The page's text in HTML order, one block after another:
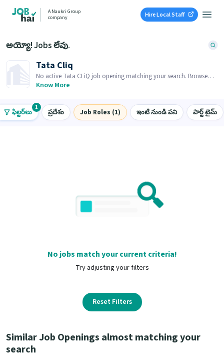
A Naukri Group
company
Hire Local Staff
అయ్యో! Jobs లేవు.
Tata Cliq
No active Tata CLiQ job opening matching your search. Browse
similar job openings below.
Know More
ఫిల్టర్‌లు
1
ప్రదేశం Job Roles (1) ఇంటి నుండి పని పార్ట్ టైమ్
No jobs match your current criteria!
Try adjusting your filters
Reset Filters
Similar Job Openings almost matching your
search